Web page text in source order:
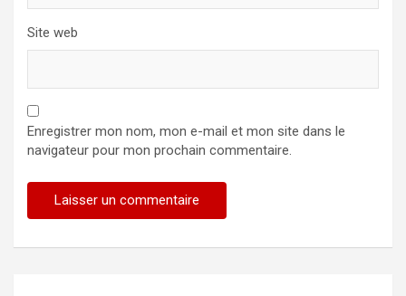
Site web
Enregistrer mon nom, mon e-mail et mon site dans le
navigateur pour mon prochain commentaire.